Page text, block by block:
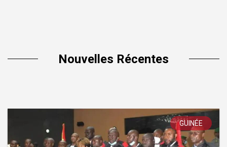
Nouvelles Récentes
GUINÉE